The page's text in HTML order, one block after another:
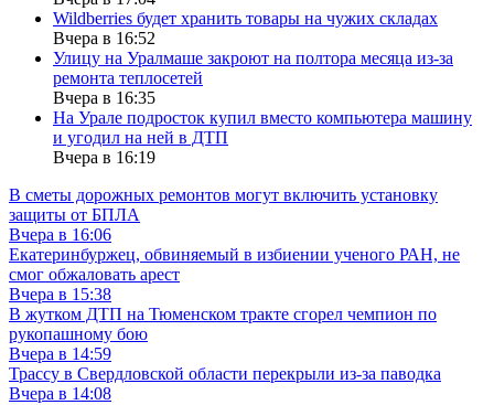
Wildberries будет хранить товары на чужих складах
Вчера в 16:52
Улицу на Уралмаше закроют на полтора месяца из-за
ремонта теплосетей
Вчера в 16:35
На Урале подросток купил вместо компьютера машину
и угодил на ней в ДТП
Вчера в 16:19
В сметы дорожных ремонтов могут включить установку
защиты от БПЛА
Вчера в 16:06
Екатеринбуржец, обвиняемый в избиении ученого РАН, не
смог обжаловать арест
Вчера в 15:38
В жутком ДТП на Тюменском тракте сгорел чемпион по
рукопашному бою
Вчера в 14:59
Трассу в Свердловской области перекрыли из-за паводка
Вчера в 14:08